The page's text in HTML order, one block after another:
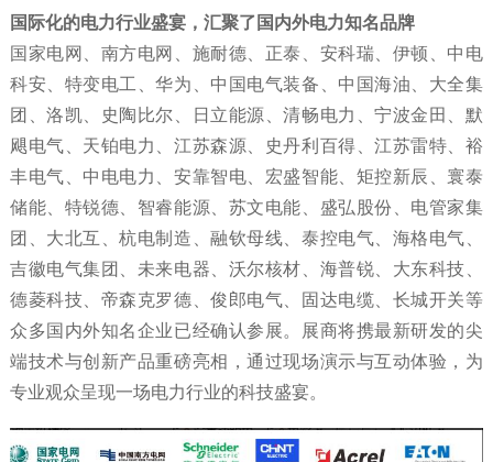
国际化的电力行业盛宴，汇聚了国内外电力知名品牌
国家电网、南方电网、施耐德、正泰、安科瑞、伊顿、中电
科安、特变电工、华为、中国电气装备、中国海油、大全集
团、洛凯、史陶比尔、日立能源、清畅电力、宁波金田、默
飓电气、天铂电力、江苏森源、史丹利百得、江苏雷特、裕
丰电气、中电电力、安靠智电、宏盛智能、矩控新辰、寰泰
储能、特锐德、智睿能源、苏文电能、盛弘股份、电管家集
团、大北互、杭电制造、融钦母线、泰控电气、海格电气、
吉徽电气集团、未来电器、沃尔核材、海普锐、大东科技、
德菱科技、帝森克罗德、俊郎电气、固达电缆、长城开关等
众多国内外知名企业已经确认参展。展商将携最新研发的尖
端技术与创新产品重磅亮相，通过现场演示与互动体验，为
专业观众呈现一场电力行业的科技盛宴。